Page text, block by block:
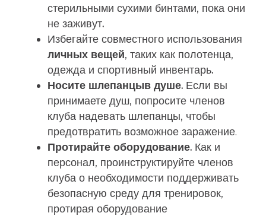
стерильными сухими бинтами, пока они
не заживут.
Избегайте совместного использования
личных вещей, таких как полотенца,
одежда и спортивный инвентарь.
Носите шлепанцыв душе. Если вы
принимаете душ, попросите членов
клуба надевать шлепанцы, чтобы
предотвратить возможное заражение.
Протирайте оборудование. Как и
персонал, проинструктируйте членов
клуба о необходимости поддерживать
безопасную среду для тренировок,
протирая оборудование